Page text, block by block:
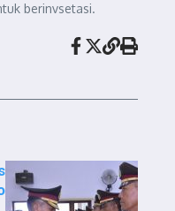
berinvsetasi.